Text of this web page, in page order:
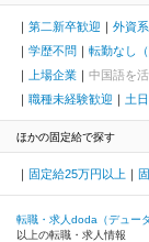
第二新卒歓迎 外資
学歴不問
転勤なし（
上場企業
中国語を
職種未経験歓迎
土
ほかの固定給で探す
固定給25万円以上
転職・求人doda（デュー
以上の転職・求人情報